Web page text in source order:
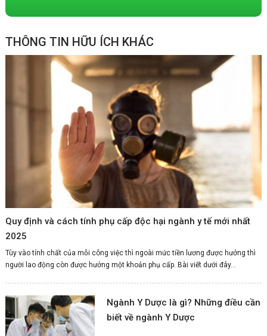
THÔNG TIN HỮU ÍCH KHÁC
Quy định và cách tính phụ cấp độc hại ngành y tế mới nhất
2025
Tùy vào tính chất của mỗi công việc thì ngoài mức tiền lương được hưởng thì
người lao động còn được hưởng một khoản phụ cấp. Bài viết dưới đây...
Ngành Y Dược là gì? Những điều cần
biết về ngành Y Dược